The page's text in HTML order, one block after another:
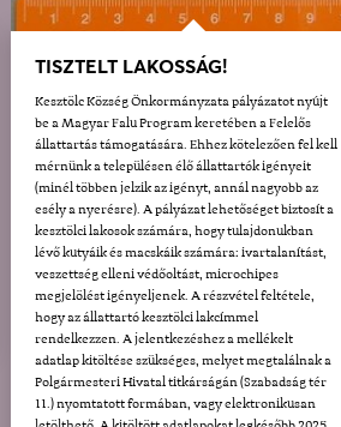
TISZTELT LAKOSSÁG!
Kesztölc Község Önkormányzata pályázatot nyújt
be a Magyar Falu Program keretében a Felelős
állattartás támogatására. Ehhez kötelezően fel kell
mérnünk a településen élő állattartók igényeit
(minél többen jelzik az igényt, annál nagyobb az
esély a nyerésre). A pályázat lehetőséget biztosít a
kesztölci lakosok számára, hogy tulajdonukban
lévő kutyáik és macskáik számára: ivartalanítást,
veszettség elleni védőoltást, microchipes
megjelölést igényeljenek. A részvétel feltétele,
hogy az állattartó kesztölci lakcímmel
rendelkezzen. A jelentkezéshez a mellékelt
adatlap kitöltése szükséges, melyet megtalálnak a
Polgármesteri Hivatal titkárságán (Szabadság tér
11.) nyomtatott formában, vagy elektronikusan